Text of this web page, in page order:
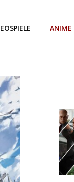
ANIME